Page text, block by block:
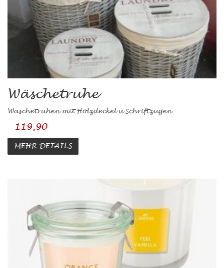
Wäschetruhe
Wäschetruhen mit Holzdeckel u.Schriftzügen
119,90
MEHR DETAILS